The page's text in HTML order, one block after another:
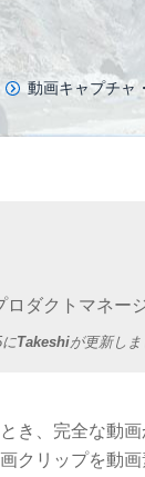
購入
操作ガ
動画キャプチャ
ロダクトマネー
にTakeshiが更新しま
き、完全な動
クリップを動画